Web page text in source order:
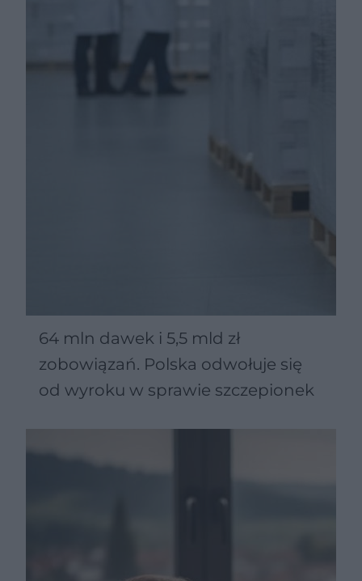
64 mln dawek i 5,5 mld zł
zobowiązań. Polska odwołuje się
od wyroku w sprawie szczepionek